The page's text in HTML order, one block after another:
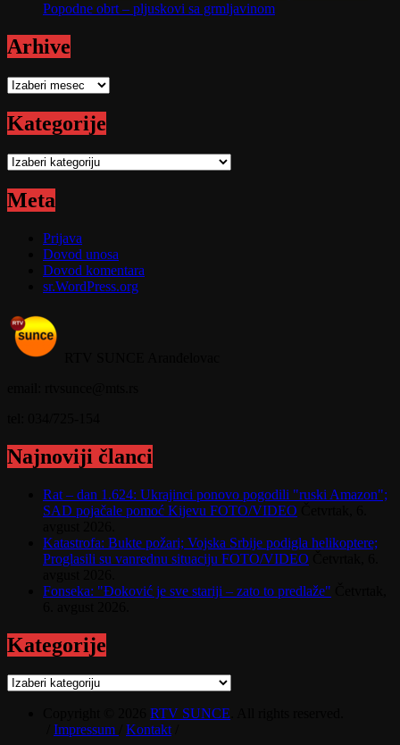
Popodne obrt – pljuskovi sa grmljavinom
Arhive
Arhive
Kategorije
Kategorije
Meta
Prijava
Dovod unosa
Dovod komentara
sr.WordPress.org
Najnoviji članci
Rat – dan 1.624: Ukrajinci ponovo pogodili "ruski Amazon";
SAD pojačale pomoć Kijevu FOTO/VIDEO
Katastrofa: Bukte požari; Vojska Srbije podigla helikoptere;
Proglasili su vanrednu situaciju FOTO/VIDEO
Fonseka: "Đoković je sve stariji – zato to predlaže"
Kategorije
Kategorije
RTV SUNCE
Impressum Kontakt/